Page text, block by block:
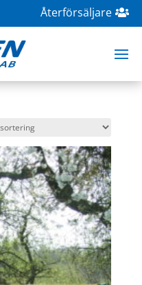
Återförsäljare